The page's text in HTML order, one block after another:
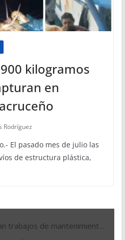
kilogramos
en
Rodríguez
El pasado mes de julio las
de estructura plástica,